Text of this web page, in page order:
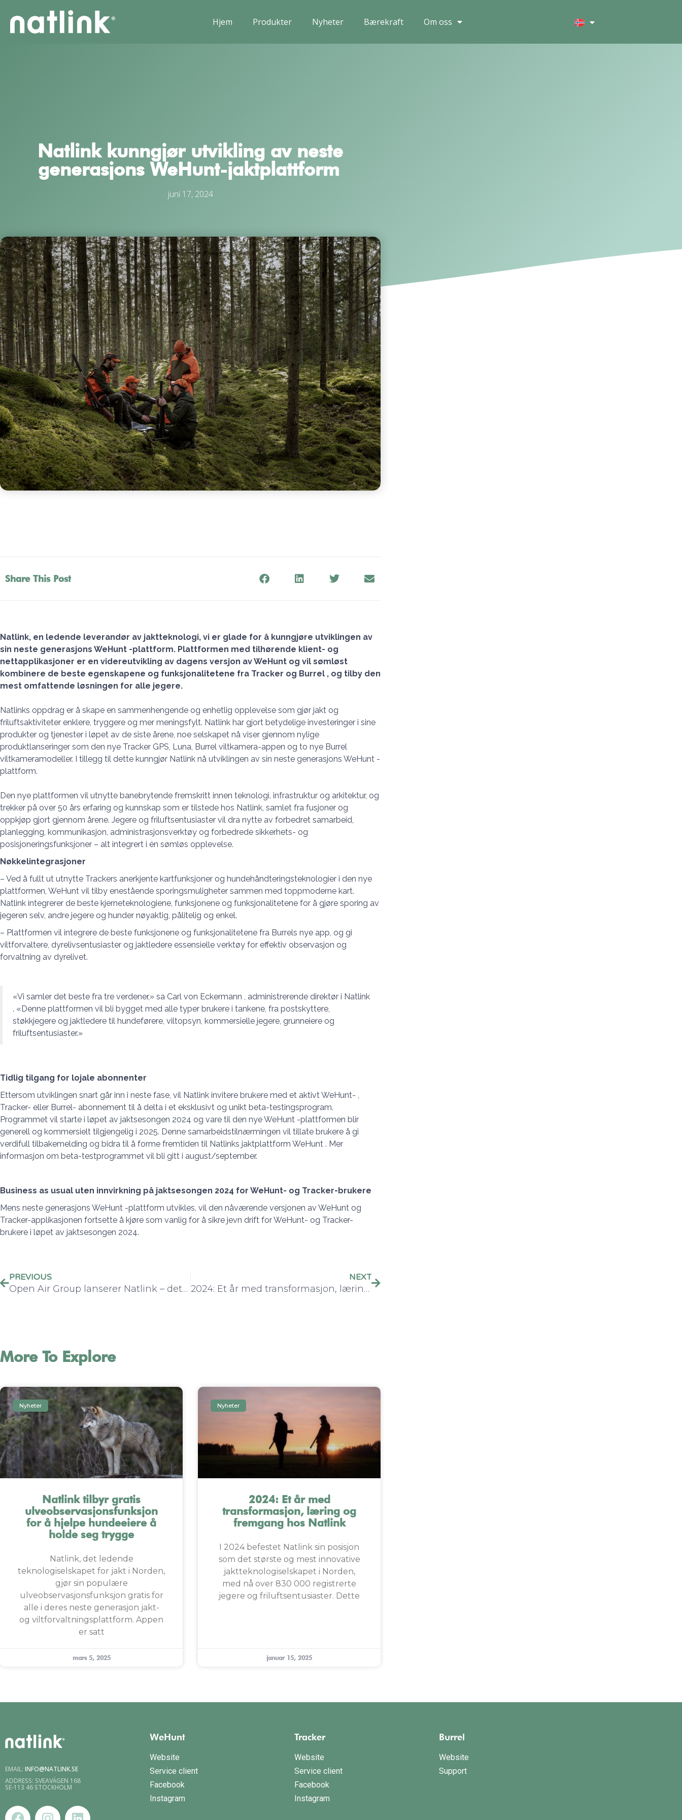
Hjem Produkter Nyheter Bærekraft Om oss
Natlink kunngjør utvikling av neste
generasjons WeHunt-jaktplattform
juni 17, 2024
Share This Post
Natlink, en ledende leverandør av jaktteknologi, vi er glade for å kunngjøre utviklingen av
sin neste generasjons WeHunt -plattform. Plattformen med tilhørende klient- og
nettapplikasjoner er en videreutvikling av dagens versjon av WeHunt og vil sømløst
kombinere de beste egenskapene og funksjonalitetene fra Tracker og Burrel , og tilby den
mest omfattende løsningen for alle jegere.
Natlinks oppdrag er å skape en sammenhengende og enhetlig opplevelse som gjør jakt og
friluftsaktiviteter enklere, tryggere og mer meningsfylt. Natlink har gjort betydelige investeringer i sine
produkter og tjenester i løpet av de siste årene, noe selskapet nå viser gjennom nylige
produktlanseringer som den nye Tracker GPS, Luna, Burrel viltkamera-appen og to nye Burrel
viltkameramodeller. I tillegg til dette kunngjør Natlink nå utviklingen av sin neste generasjons WeHunt -
plattform.
Den nye plattformen vil utnytte banebrytende fremskritt innen teknologi, infrastruktur og arkitektur, og
trekker på over 50 års erfaring og kunnskap som er tilstede hos Natlink, samlet fra fusjoner og
oppkjøp gjort gjennom årene. Jegere og friluftsentusiaster vil dra nytte av forbedret samarbeid,
planlegging, kommunikasjon, administrasjonsverktøy og forbedrede sikkerhets- og
posisjoneringsfunksjoner – alt integrert i én sømløs opplevelse.
Nøkkelintegrasjoner
– Ved å fullt ut utnytte Trackers anerkjente kartfunksjoner og hundehåndteringsteknologier i den nye
plattformen, WeHunt vil tilby enestående sporingsmuligheter sammen med toppmoderne kart.
Natlink integrerer de beste kjerneteknologiene, funksjonene og funksjonalitetene for å gjøre sporing av
jegeren selv, andre jegere og hunder nøyaktig, pålitelig og enkel.
– Plattformen vil integrere de beste funksjonene og funksjonalitetene fra Burrels nye app, og gi
viltforvaltere, dyrelivsentusiaster og jaktledere essensielle verktøy for effektiv observasjon og
forvaltning av dyrelivet.
«Vi samler det beste fra tre verdener,» sa Carl von Eckermann , administrerende direktør i Natlink
. «Denne plattformen vil bli bygget med alle typer brukere i tankene, fra postskyttere,
støkkjegere og jaktledere til hundeførere, viltopsyn, kommersielle jegere, grunneiere og
friluftsentusiaster.»
Tidlig tilgang for lojale abonnenter
Ettersom utviklingen snart går inn i neste fase, vil Natlink invitere brukere med et aktivt WeHunt- ,
Tracker- eller Burrel- abonnement til å delta i et eksklusivt og unikt beta-testingsprogram.
Programmet vil starte i løpet av jaktsesongen 2024 og vare til den nye WeHunt -plattformen blir
generell og kommersielt tilgjengelig i 2025. Denne samarbeidstilnærmingen vil tillate brukere å gi
verdifull tilbakemelding og bidra til å forme fremtiden til Natlinks jaktplattform WeHunt . Mer
informasjon om beta-testprogrammet vil bli gitt i august/september.
Business as usual uten innvirkning på jaktsesongen 2024 for WeHunt- og Tracker-brukere
Mens neste generasjons WeHunt -plattform utvikles, vil den nåværende versjonen av WeHunt og
Tracker-applikasjonen fortsette å kjøre som vanlig for å sikre jevn drift for WeHunt- og Tracker-
brukere i løpet av jaktsesongen 2024.
PREVIOUS
Open Air Group lanserer Natlink – det største jakttknologiselskapet i Norden
NEXT
2024: Et år med transformasjon, læring og fremgang hos Natlink
More To Explore
Nyheter
Natlink tilbyr gratis
ulveobservasjonsfunksjon
for å hjelpe hundeeiere å
holde seg trygge
Natlink, det ledende
teknologiselskapet for jakt i Norden,
gjør sin populære
ulveobservasjonsfunksjon gratis for
alle i deres neste generasjon jakt-
og viltforvaltningsplattform. Appen
er satt
mars 5, 2025
Nyheter
2024: Et år med
transformasjon, læring og
fremgang hos Natlink
I 2024 befestet Natlink sin posisjon
som det største og mest innovative
jaktteknologiselskapet i Norden,
med nå over 830 000 registrerte
jegere og friluftsentusiaster. Dette
januar 15, 2025
EMAIL: INFO@NATLINK.SE
ADDRESS: SVEAVÄGEN 168
SE-113 46 STOCKHOLM
WeHunt
Website
Service client
Facebook
Instagram
Tracker
Website
Service client
Facebook
Instagram
Burrel
Website
Support